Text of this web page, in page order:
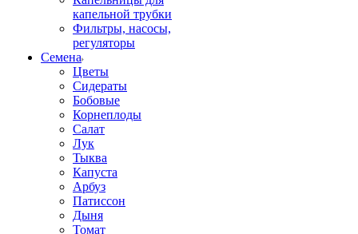
капельной трубки
Фильтры, насосы,
регуляторы
Семена
Цветы
Сидераты
Бобовые
Корнеплоды
Салат
Лук
Тыква
Капуста
Арбуз
Патиссон
Дыня
Томат